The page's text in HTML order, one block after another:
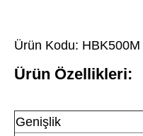
Ürün Kodu: HBK500M
Ürün Özellikleri:
Genişlik